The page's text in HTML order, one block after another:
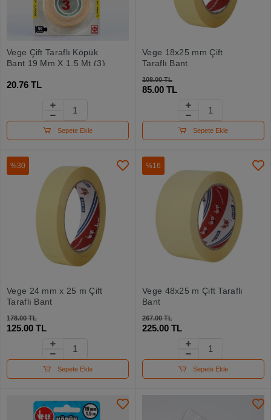
Vege Çift Taraflı Köpük
Bant 19 Mm X 1,5 Mt (3)
20.76 TL
Sepete Ekle
Vege 18x25 mm Çift
Taraflı Bant
108.00 TL
85.00 TL
Sepete Ekle
Vege 24 mm x 25 m Çift
Taraflı Bant
%30
178.00 TL
125.00 TL
Sepete Ekle
Vege 48x25 m Çift Taraflı
Bant
%16
267.00 TL
225.00 TL
Sepete Ekle